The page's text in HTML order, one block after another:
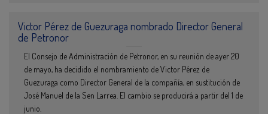
Victor Pérez de Guezuraga nombrado Director General
de Petronor
El Consejo de Administración de Petronor, en su reunión de ayer 20
de mayo, ha decidido el nombramiento de Victor Pérez de
Guezuraga como Director General de la compañía, en sustitución de
José Manuel de la Sen Larrea. El cambio se producirá a partir del 1 de
junio.